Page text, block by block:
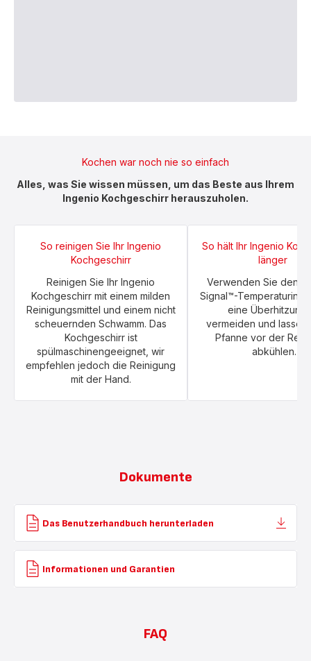
Kochen war noch nie so einfach
Alles, was Sie wissen müssen, um das Beste aus Ihrem
Ingenio Kochgeschirr herauszuholen.
So reinigen Sie Ihr Ingenio
Kochgeschirr
Reinigen Sie Ihr Ingenio
Kochgeschirr mit einem milden
Reinigungsmittel und einem nicht
scheuernden Schwamm. Das
Kochgeschirr ist
spülmaschinengeeignet, wir
empfehlen jedoch die Reinigung
mit der Hand.
So hält Ihr Ingenio
länger
Verwenden Sie den
Signal™-
eine Überhitzung
vermeiden und lassen
Pfanne vor der
abkühlen.
Dokumente
Das Benutzerhandbuch herunterladen
Informationen und Garantien
FAQ